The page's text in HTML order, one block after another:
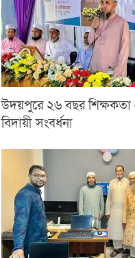
উদয়পুরে ২৬ বছর শিক্ষকতা
বিদায়ী সংবর্ধনা